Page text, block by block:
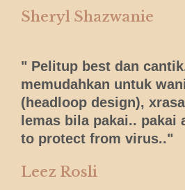
Sheryl Shazwanie
" Pelitup best dan
memudahkan untuk
(headloop design),
lemas bila pakai.. pakai
to protect from virus.."
Leez Rosli